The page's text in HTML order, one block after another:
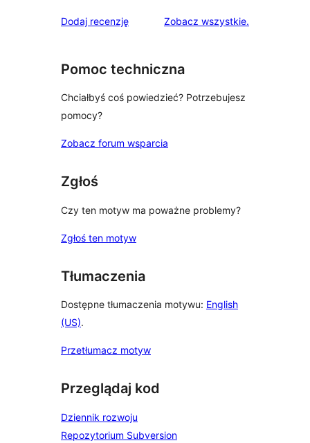
Dodaj recenzję Zobacz wszystkierecenzje
.
Pomoc techniczna
Chciałbyś coś powiedzieć? Potrzebujesz
pomocy?
Zobacz forum wsparcia
Zgłoś
Czy ten motyw ma poważne problemy?
Zgłoś ten motyw
Tłumaczenia
Dostępne tłumaczenia motywu: English
(US).
Przetłumacz motyw
Przeglądaj kod
Dziennik rozwoju
Repozytorium Subversion